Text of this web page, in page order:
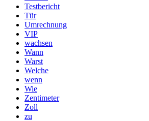
Testbericht
Tür
Umrechnung
VIP
wachsen
Wann
Warst
Welche
wenn
Wie
Zentimeter
Zoll
zu